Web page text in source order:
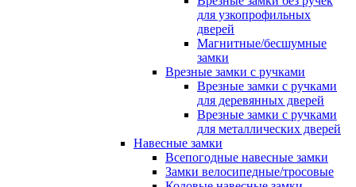
для узкопрофильных
дверей
Магнитные/бесшумные
замки
Врезные замки с ручками
Врезные замки с ручками
для деревянных дверей
Врезные замки с ручками
для металлических дверей
Навесные замки
Всепогодные навесные замки
Замки велосипедные/тросовые